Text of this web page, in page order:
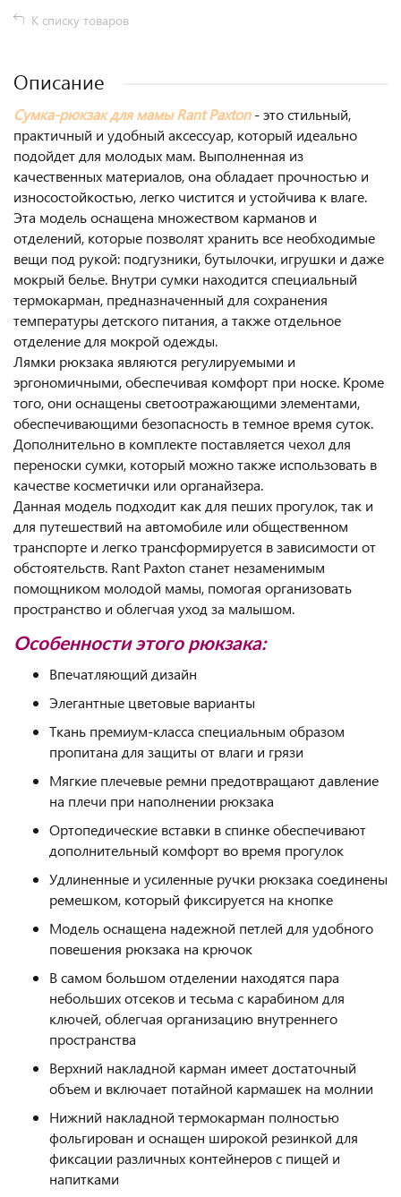
К списку товаров
Описание
Сумка-рюкзак для мамы Rant Paxton- это стильный,
практичный и удобный аксессуар, который идеально
подойдет для молодых мам. Выполненная из
качественных материалов, она обладает прочностью и
износостойкостью, легко чистится и устойчива к влаге.
Эта модель оснащена множеством карманов и
отделений, которые позволят хранить все необходимые
вещи под рукой: подгузники, бутылочки, игрушки и даже
мокрый белье. Внутри сумки находится специальный
термокарман, предназначенный для сохранения
температуры детского питания, а также отдельное
отделение для мокрой одежды.
Лямки рюкзака являются регулируемыми и
эргономичными, обеспечивая комфорт при носке. Кроме
того, они оснащены светоотражающими элементами,
обеспечивающими безопасность в темное время суток.
Дополнительно в комплекте поставляется чехол для
переноски сумки, который можно также использовать в
качестве косметички или органайзера.
Данная модель подходит как для пеших прогулок, так и
для путешествий на автомобиле или общественном
транспорте и легко трансформируется в зависимости от
обстоятельств. Rant Paxton станет незаменимым
помощником молодой мамы, помогая организовать
пространство и облегчая уход за малышом.
Особенности этого рюкзака:
Впечатляющий дизайн
Элегантные цветовые варианты
Ткань премиум-класса специальным образом
пропитана для защиты от влаги и грязи
Мягкие плечевые ремни предотвращают давление
на плечи при наполнении рюкзака
Ортопедические вставки в спинке обеспечивают
дополнительный комфорт во время прогулок
Удлиненные и усиленные ручки рюкзака соединены
ремешком, который фиксируется на кнопке
Модель оснащена надежной петлей для удобного
повешения рюкзака на крючок
В самом большом отделении находятся пара
небольших отсеков и тесьма с карабином для
ключей, облегчая организацию внутреннего
пространства
Верхний накладной карман имеет достаточный
объем и включает потайной кармашек на молнии
Нижний накладной термокарман полностью
фольгирован и оснащен широкой резинкой для
фиксации различных контейнеров с пищей и
напитками